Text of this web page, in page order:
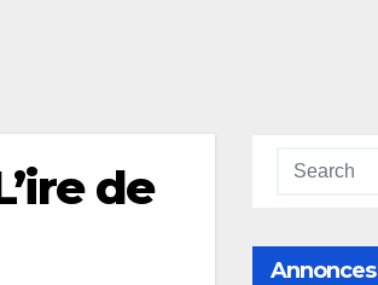
de
Annonces